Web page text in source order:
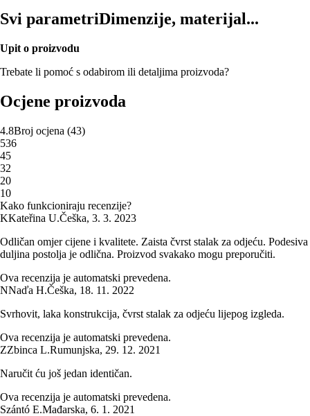
Svi parametriDimenzije, materijal...
Upit o proizvodu
Trebate li pomoć s odabirom ili detaljima proizvoda?
Ocjene proizvoda
4.8Broj ocjena (43)
536
45
32
20
10
Kako funkcioniraju recenzije?
KKateřina U.Češka, 3. 3. 2023
Odličan omjer cijene i kvalitete. Zaista čvrst stalak za odjeću. Podesiva
duljina postolja je odlična. Proizvod svakako mogu preporučiti.
Ova recenzija je automatski prevedena.
NNaďa H.Češka, 18. 11. 2022
Svrhovit, laka konstrukcija, čvrst stalak za odjeću lijepog izgleda.
Ova recenzija je automatski prevedena.
ZZbinca L.Rumunjska, 29. 12. 2021
Naručit ću još jedan identičan.
Ova recenzija je automatski prevedena.
Szántó E.Mađarska, 6. 1. 2021